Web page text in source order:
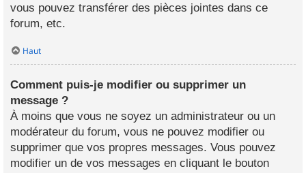
vous pouvez transférer des pièces jointes dans ce
forum, etc.
Haut
Comment puis-je modifier ou supprimer un
message ?
À moins que vous ne soyez un administrateur ou un
modérateur du forum, vous ne pouvez modifier ou
supprimer que vos propres messages. Vous pouvez
modifier un de vos messages en cliquant le bouton